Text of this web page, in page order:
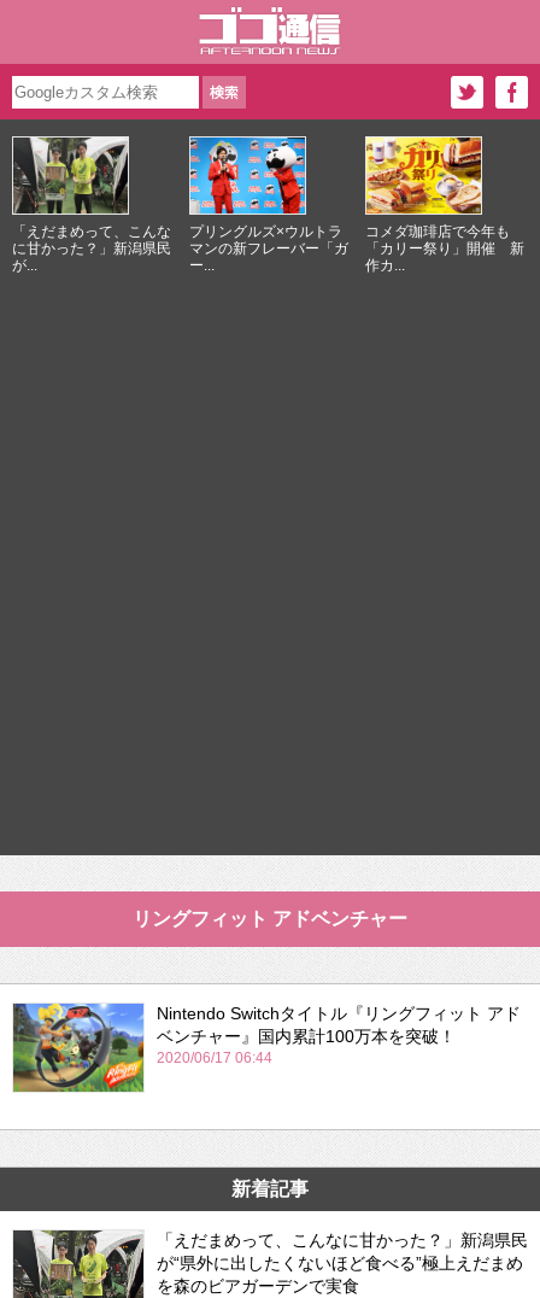
「えだまめって、こんな
に甘かった？」新潟県民
が...
プリングルズ×ウルトラ
マンの新フレーバー「ガ
ー...
コメダ珈琲店で今年も
「カリー祭り」開催 新
作カ...
リングフィット アドベンチャー
Nintendo Switchタイトル『リングフィット アド
ベンチャー』国内累計100万本を突破！
2020/06/17 06:44
新着記事
「えだまめって、こんなに甘かった？」新潟県民
が“県外に出したくないほど食べる”極上えだまめ
を森のビアガーデンで実食